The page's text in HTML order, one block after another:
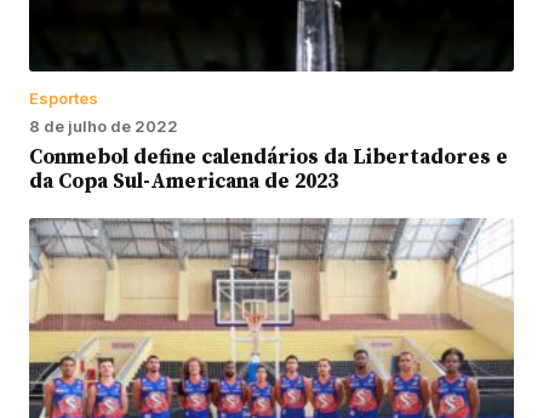
Esportes
8 de julho de 2022
Conmebol define calendários da Libertadores e
da Copa Sul-Americana de 2023